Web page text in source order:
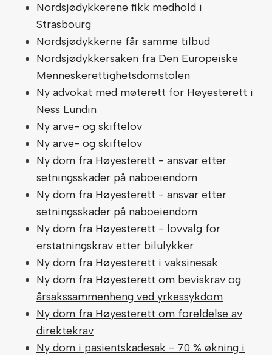
Nordsjødykkerene fikk medhold i
Strasbourg
Nordsjødykkerne får samme tilbud
Nordsjødykkersaken fra Den Europeiske
Menneskerettighetsdomstolen
Ny advokat med møterett for Høyesterett i
Ness Lundin
Ny arve- og skiftelov
Ny arve- og skiftelov
Ny dom fra Høyesterett - ansvar etter
setningsskader på naboeiendom
Ny dom fra Høyesterett - ansvar etter
setningsskader på naboeiendom
Ny dom fra Høyesterett - lovvalg for
erstatningskrav etter bilulykker
Ny dom fra Høyesterett i vaksinesak
Ny dom fra Høyesterett om beviskrav og
årsakssammenheng ved yrkessykdom
Ny dom fra Høyesterett om foreldelse av
direktekrav
Ny dom i pasientskadesak - 70 % økning i